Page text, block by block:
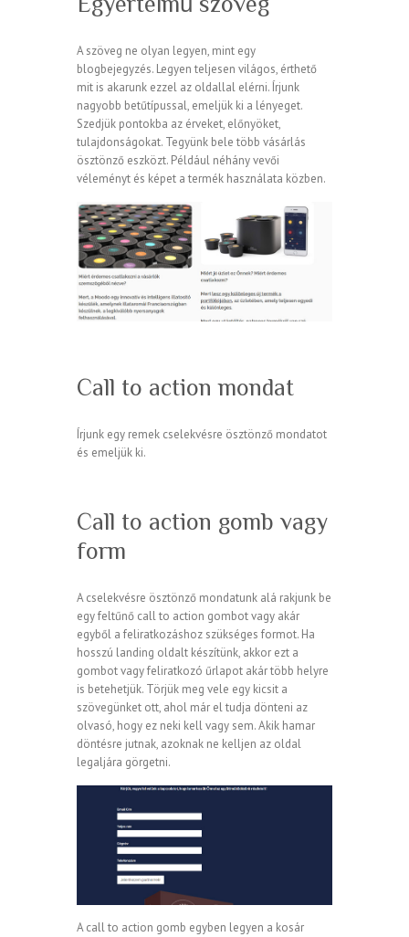
A szöveg ne olyan legyen, mint egy
blogbejegyzés. Legyen teljesen világos, érthető
mit is akarunk ezzel az oldallal elérni. Írjunk
nagyobb betűtípussal, emeljük ki a lényeget.
Szedjük pontokba az érveket, előnyöket,
tulajdonságokat. Tegyünk bele több vásárlás
ösztönző eszközt. Például néhány vevői
véleményt és képet a termék használata közben.
Call to action mondat
Írjunk egy remek cselekvésre ösztönző mondatot
és emeljük ki.
Call to action gomb vagy
form
A cselekvésre ösztönző mondatunk alá rakjunk be
egy feltűnő call to action gombot vagy akár
egyből a feliratkozáshoz szükséges formot. Ha
hosszú landing oldalt készítünk, akkor ezt a
gombot vagy feliratkozó űrlapot akár több helyre
is betehetjük. Törjük meg vele egy kicsit a
szövegünket ott, ahol már el tudja dönteni az
olvasó, hogy ez neki kell vagy sem. Akik hamar
döntésre jutnak, azoknak ne kelljen az oldal
legaljára görgetni.
A call to action gomb egyben legyen a kosár